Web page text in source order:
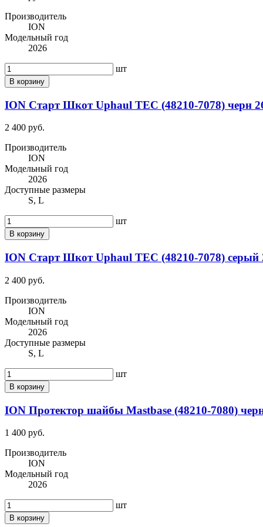
Производитель
ION
Модельный год
2026
шт
В корзину
ION Старт Шкот Uphaul TEC (48210-7078) черн
2 400 руб.
Производитель
ION
Модельный год
2026
Доступные размеры
S, L
шт
В корзину
ION Старт Шкот Uphaul TEC (48210-7078) серый
2 400 руб.
Производитель
ION
Модельный год
2026
Доступные размеры
S, L
шт
В корзину
ION Протектор шайбы Mastbase (48210-7080)
1 400 руб.
Производитель
ION
Модельный год
2026
шт
В корзину